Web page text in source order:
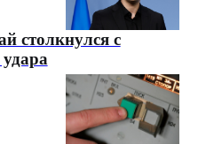
столкнулся с